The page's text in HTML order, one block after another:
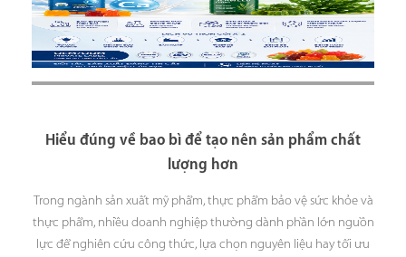
Hiểu đúng về bao bì để tạo nên sản phẩm chất
lượng hơn
Trong ngành sản xuất mỹ phẩm, thực phẩm bảo vệ sức khỏe và
thực phẩm, nhiều doanh nghiệp thường dành phần lớn nguồn
lực để nghiên cứu công thức, lựa chọn nguyên liệu hay tối ưu